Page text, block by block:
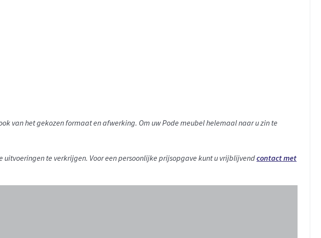
van het gekozen formaat en afwerking. Om uw Pode meubel helemaal naar u zin te
uitvoeringen te verkrijgen. Voor een persoonlijke prijsopgave kunt u vrijblijvendcontact met